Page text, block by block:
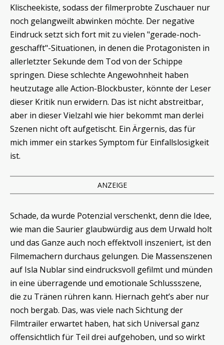
Klischeekiste, sodass der filmerprobte Zuschauer nur
noch gelangweilt abwinken möchte. Der negative
Eindruck setzt sich fort mit zu vielen "gerade-noch-
geschafft"-Situationen, in denen die Protagonisten in
allerletzter Sekunde dem Tod von der Schippe
springen. Diese schlechte Angewohnheit haben
heutzutage alle Action-Blockbuster, könnte der Leser
dieser Kritik nun erwidern. Das ist nicht abstreitbar,
aber in dieser Vielzahl wie hier bekommt man derlei
Szenen nicht oft aufgetischt. Ein Ärgernis, das für
mich immer ein starkes Symptom für Einfallslosigkeit
ist.
ANZEIGE
Schade, da wurde Potenzial verschenkt, denn die Idee,
wie man die Saurier glaubwürdig aus dem Urwald holt
und das Ganze auch noch effektvoll inszeniert, ist den
Filmemachern durchaus gelungen. Die Massenszenen
auf Isla Nublar sind eindrucksvoll gefilmt und münden
in eine überragende und emotionale Schlussszene,
die zu Tränen rühren kann. Hiernach geht’s aber nur
noch bergab. Das, was viele nach Sichtung der
Filmtrailer erwartet haben, hat sich Universal ganz
offensichtlich für Teil drei aufgehoben, und so wirkt